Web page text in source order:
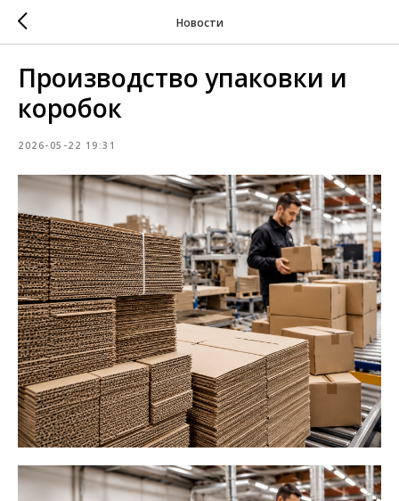
Новости
Производство упаковки и
коробок
2026-05-22 19:31